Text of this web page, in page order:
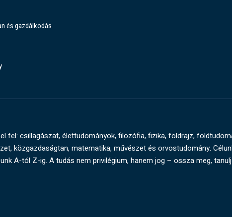
és gazdálkodás
fel: csillagászat, élettudományok, filozófia, fizika, földrajz,
közgazdaságtan, matematika, művészet és orvostudomány.
A-tól Z-ig. A tudás nem privilégium, hanem jog – ossza meg,